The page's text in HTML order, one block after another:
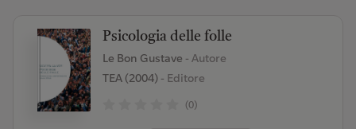
Psicologia delle folle
Le Bon Gustave - Autore
TEA (2004)- Editore
(0)